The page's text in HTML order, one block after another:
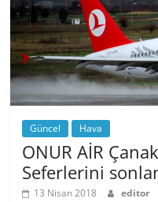
Güncel Hava
ONUR AİR
Seferlerini
13 Nisan 2018 editor